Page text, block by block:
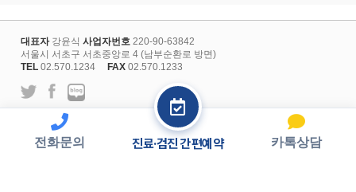
대표자강윤식 사업자번호 220-90-63842
서울시 서초구 서초중앙로 4 (남부순환로 방면)
TEL 02.570.1234 FAX 02.570.1233
개인정보보호정책
전화문의 진료·검진 간편예약 카톡상담